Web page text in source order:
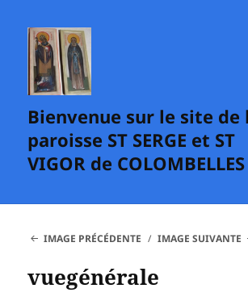
Bienvenue sur le site de
paroisse ST SERGE et ST
VIGOR de COLOMBELLES
IMAGE PRÉCÉDENTE IMAGE SUIVANTE
vuegénérale